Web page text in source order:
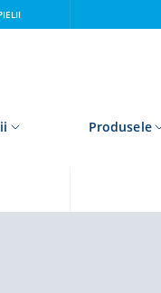
Produsele